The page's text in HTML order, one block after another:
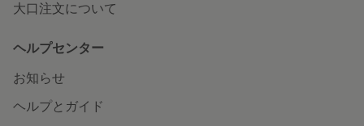
大口注文について
ヘルプセンター
お知らせ
ヘルプとガイド